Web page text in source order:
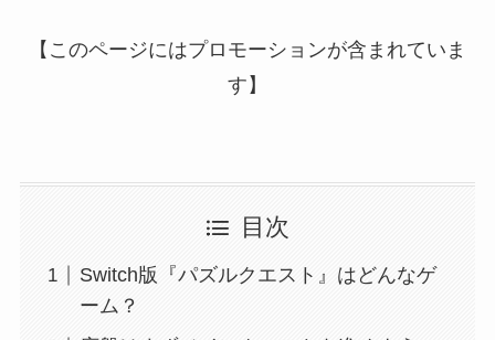
【このページにはプロモーションが含まれていま
す】
目次
Switch版『パズルクエスト』はどんなゲ
ーム？